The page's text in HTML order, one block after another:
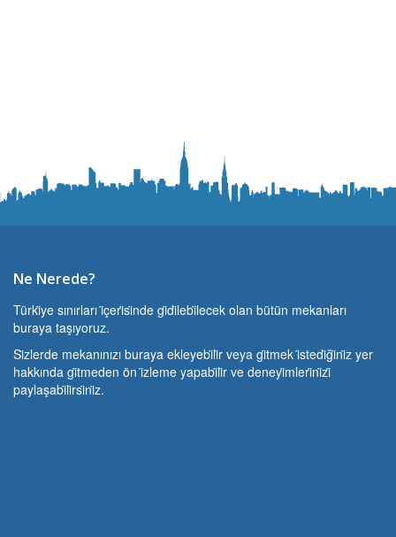
Ne Nerede?
Türki̇ye sınırları i̇çeri̇si̇nde gi̇di̇lebi̇lecek olan bütün mekanları
buraya taşıyoruz.
Si̇zlerde mekanınızı buraya ekleyebi̇li̇r veya gi̇tmek i̇stedi̇ği̇ni̇z yer
hakkında gi̇tmeden ön i̇zleme yapabi̇li̇r ve deneyi̇mleri̇ni̇zi̇
paylaşabi̇li̇rsi̇ni̇z.